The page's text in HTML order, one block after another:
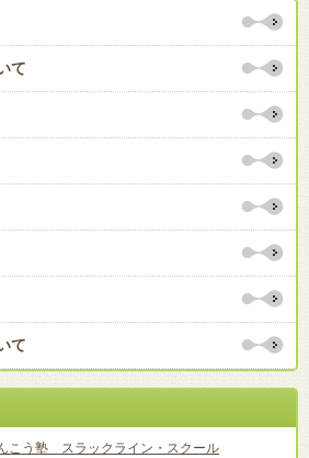
て
て
こう塾 スラックライン・スクール